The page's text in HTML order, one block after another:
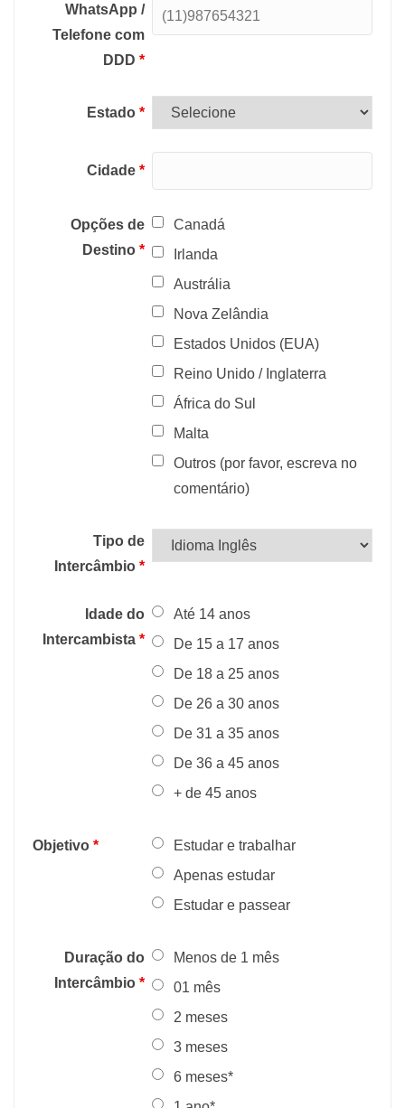
WhatsApp /
Telefone com
DDD*
Estado*
Cidade*
Opções de
Destino*
Canadá
Irlanda
Austrália
Nova Zelândia
Estados Unidos (EUA)
Reino Unido / Inglaterra
África do Sul
Malta
Outros (por favor, escreva no
comentário)
Tipo de
Intercâmbio*
Idade do
Intercambista*
Até 14 anos
De 15 a 17 anos
De 18 a 25 anos
De 26 a 30 anos
De 31 a 35 anos
De 36 a 45 anos
+ de 45 anos
Objetivo *
Estudar e trabalhar
Apenas estudar
Estudar e passear
Duração do
Intercâmbio*
Menos de 1 mês
01 mês
2 meses
3 meses
6 meses*